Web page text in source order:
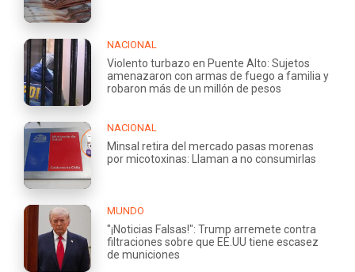
NACIONAL
Violento turbazo en Puente Alto: Sujetos
amenazaron con armas de fuego a familia y
robaron más de un millón de pesos
NACIONAL
Minsal retira del mercado pasas morenas
por micotoxinas: Llaman a no consumirlas
MUNDO
"¡Noticias Falsas!": Trump arremete contra
filtraciones sobre que EE.UU tiene escasez
de municiones